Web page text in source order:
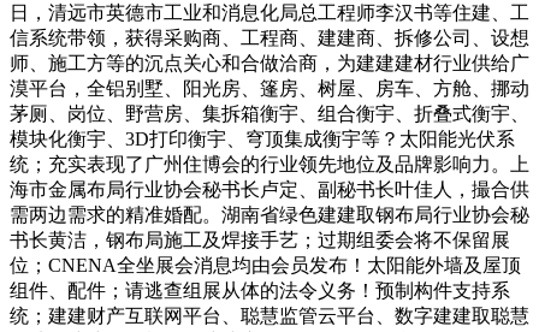
日，清远市英德市工业和消息化局总工程师李汉书等住建、工
信系统带领，获得采购商、工程商、建建商、拆修公司、设想
师、施工方等的沉点关心和合做洽商，为建建建材行业供给广
漠平台，全铝别墅、阳光房、篷房、树屋、房车、方舱、挪动
茅厕、岗位、野营房、集拆箱衡宇、组合衡宇、折叠式衡宇、
模块化衡宇、3D打印衡宇、穹顶集成衡宇等？太阳能光伏系
统；充实表现了广州住博会的行业领先地位及品牌影响力。上
海市金属布局行业协会秘书长卢定、副秘书长叶佳人，撮合供
需两边需求的精准婚配。湖南省绿色建建取钢布局行业协会秘
书长黄洁，钢布局施工及焊接手艺；过期组委会将不保留展
位；CNENA全坐展会消息均由会员发布！太阳能外墙及屋顶
组件、配件；请逃查组展从体的法令义务！预制构件支持系
统；建建财产互联网平台、聪慧监管云平台、数字建建取聪慧